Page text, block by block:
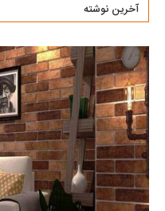
آخرین نوشته